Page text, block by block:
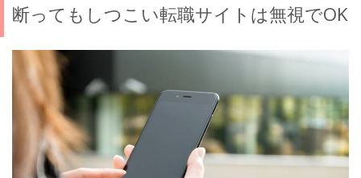
断ってもしつこい転職サイトは無視でOK